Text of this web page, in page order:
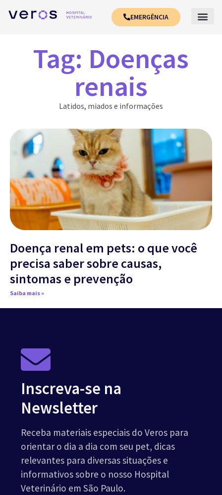
EMERGÊNCIA
Tag: Doenças
renais
Latidos, miados e informações
Doença renal em pets: o que você
precisa saber sobre causas,
sintomas e prevenção
Saiba mais »
Inscreva-se na
Newsletter
Receba materiais especiais do Veros para
orientar o dia a dia com seu pet, dicas
relevantes para diversas situações e
informativos sobre o nosso Hospital
Veterinário em São Paulo.